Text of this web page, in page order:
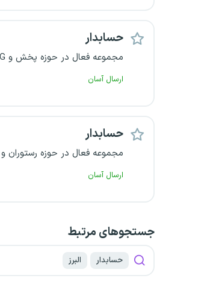
حسابدار
مجموعه فعال در حوزه پخش و FMCG
ارسال آسان
حسابدار
مجموعه فعال در حوزه رستوران
ارسال آسان
جستجو‌های مرتبط
حسابدار البرز